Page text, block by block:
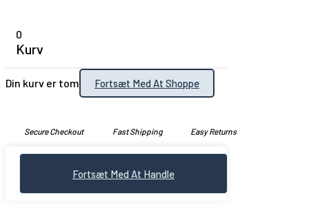
0
Kurv
Din kurv er tom Fortsæt Med At Shoppe
Secure Checkout Fast Shipping Easy Returns
Fortsæt Med At Handle